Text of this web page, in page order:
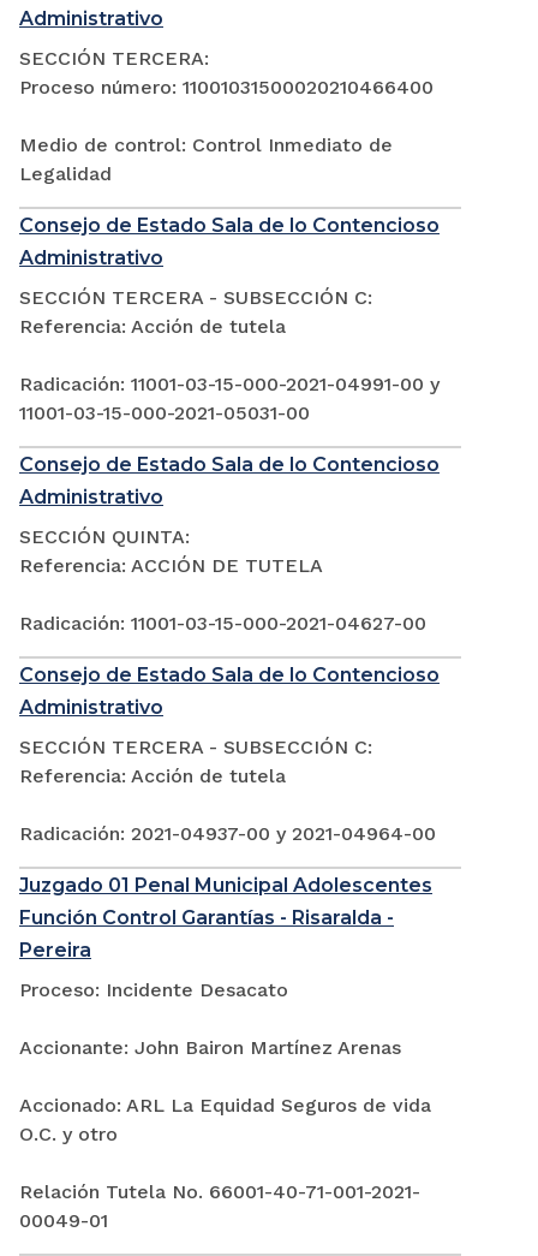
Administrativo
SECCIÓN TERCERA:
Proceso número: 11001031500020210466400
Medio de control: Control Inmediato de
Legalidad
Consejo de Estado Sala de lo Contencioso
Administrativo
SECCIÓN TERCERA - SUBSECCIÓN C:
Referencia: Acción de tutela
Radicación: 11001-03-15-000-2021-04991-00 y
11001-03-15-000-2021-05031-00
Consejo de Estado Sala de lo Contencioso
Administrativo
SECCIÓN QUINTA:
Referencia: ACCIÓN DE TUTELA
Radicación: 11001-03-15-000-2021-04627-00
Consejo de Estado Sala de lo Contencioso
Administrativo
SECCIÓN TERCERA - SUBSECCIÓN C:
Referencia: Acción de tutela
Radicación: 2021-04937-00 y 2021-04964-00
Juzgado 01 Penal Municipal Adolescentes
Función Control Garantías - Risaralda -
Pereira
Proceso: Incidente Desacato
Accionante: John Bairon Martínez Arenas
Accionado: ARL La Equidad Seguros de vida
O.C. y otro
Relación Tutela No. 66001-40-71-001-2021-
00049-01